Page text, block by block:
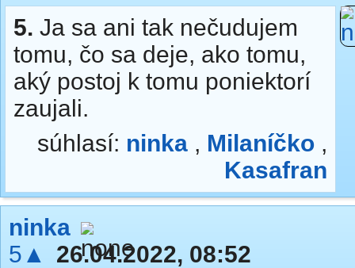
5. Ja sa ani tak nečudujem
tomu, čo sa deje, ako tomu,
aký postoj k tomu poniektorí
zaujali.
súhlasí: ninka , Milaníčko ,
Kasafran
ninka
5▲
26.04.2022, 08:52